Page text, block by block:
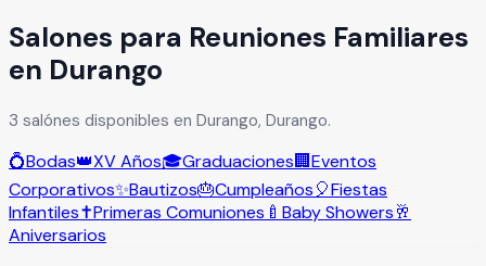
Salones para Reuniones Familiares
en Durango
3 salónes disponibles en Durango, Durango.
💍Bodas👑XV Años🎓Graduaciones🏢Eventos
Corporativos✨Bautizos🎂Cumpleaños🎈Fiestas
Infantiles✝️Primeras Comuniones 🍼 Baby Showers🥂
Aniversarios